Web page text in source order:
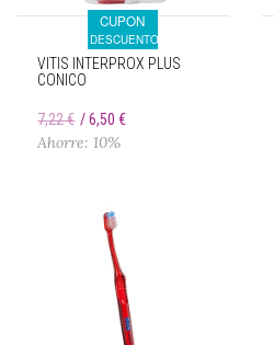
CUPON
DESCUENTO
VITIS INTERPROX PLUS
CONICO
7,22 € 6,50 €
Ahorre: 10%